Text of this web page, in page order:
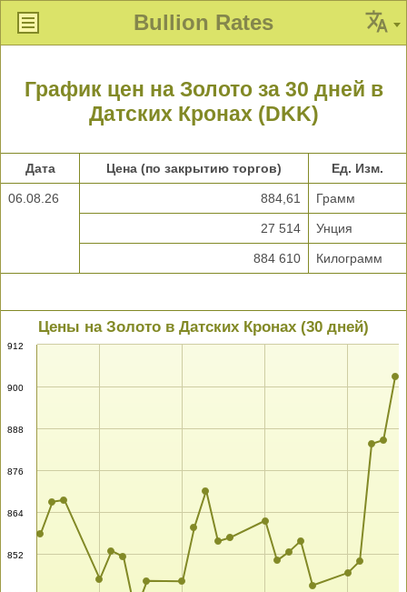
Bullion Rates
График цен на Золото за 30 дней в
Датских Кронах (DKK)
Дата Цена (по закрытию торгов) Ед. Изм.
06.08.26 884,61 Грамм
27 514 Унция
884 610 Килограмм
Цены на Золото в Датских Кронах (30 дней)
852
864
876
888
900
912